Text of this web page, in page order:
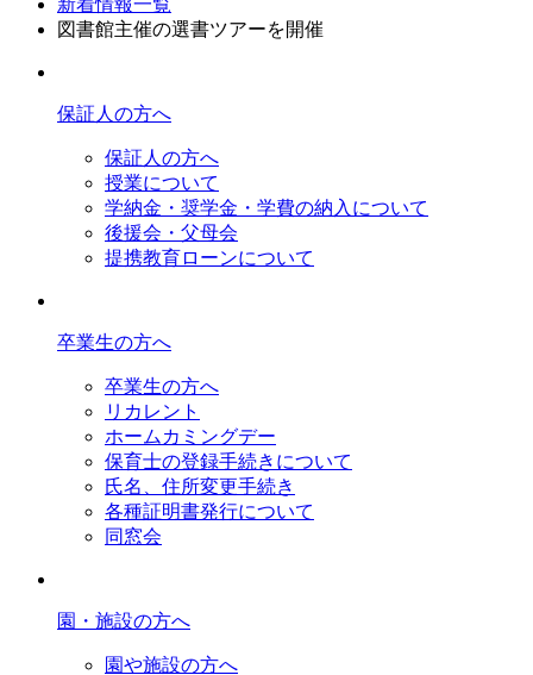
図書館主催の選書ツアーを開催
保証人の方へ
保証人の方へ
授業について
学納金・奨学金・学費の納入について
後援会・父母会
提携教育ローンについて
卒業生の方へ
卒業生の方へ
リカレント
ホームカミングデー
保育士の登録手続きについて
氏名、住所変更手続き
各種証明書発行について
同窓会
園・施設の方へ
園や施設の方へ